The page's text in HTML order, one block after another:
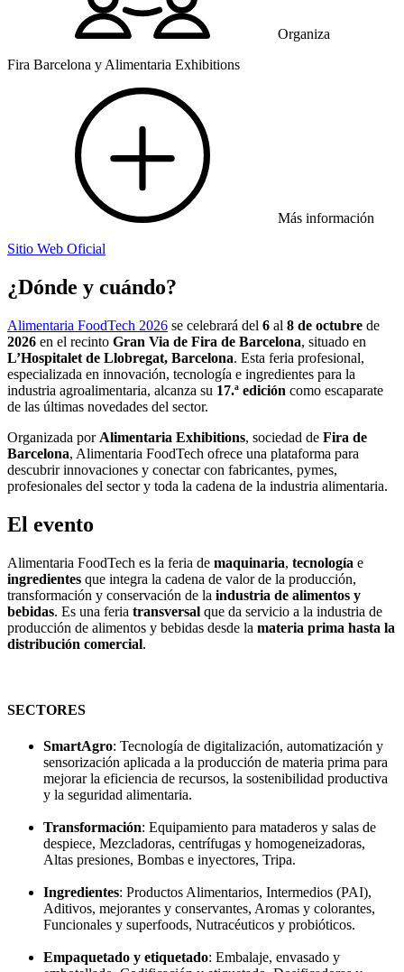
Organiza
Fira Barcelona y Alimentaria Exhibitions
Más información
Sitio Web Oficial
¿Dónde y cuándo?
Alimentaria FoodTech 2026 se celebrará del 6 al 8 de octubre de
2026 en el recinto Gran Via de Fira de Barcelona, situado en
L’Hospitalet de Llobregat, Barcelona. Esta feria profesional,
especializada en innovación, tecnología e ingredientes para la
industria agroalimentaria, alcanza su 17.ª edición como escaparate
de las últimas novedades del sector.
Organizada por Alimentaria Exhibitions, sociedad de Fira de
Barcelona, Alimentaria FoodTech ofrece una plataforma para
descubrir innovaciones y conectar con fabricantes, pymes,
profesionales del sector y toda la cadena de la industria alimentaria.
El evento
Alimentaria FoodTech es la feria de maquinaria, tecnología e
ingredientes que integra la cadena de valor de la producción,
transformación y conservación de la industria de alimentos y
bebidas. Es una feria transversal que da servicio a la industria de
producción de alimentos y bebidas desde la materia prima hasta la
distribución comercial.
SECTORES
SmartAgro: Tecnología de digitalización, automatización y
sensorización aplicada a la producción de materia prima para
mejorar la eficiencia de recursos, la sostenibilidad productiva
y la seguridad alimentaria.
Transformación: Equipamiento para mataderos y salas de
despiece, Mezcladoras, centrífugas y homogeneizadoras,
Altas presiones, Bombas e inyectores, Tripa.
Ingredientes: Productos Alimentarios, Intermedios (PAI),
Aditivos, mejorantes y conservantes, Aromas y colorantes,
Funcionales y superfoods, Nutracéuticos y probióticos.
Empaquetado y etiquetado: Embalaje, envasado y